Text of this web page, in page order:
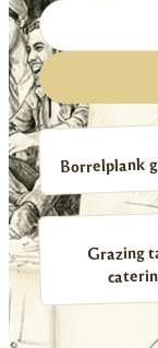
Borrelplank
Grazing